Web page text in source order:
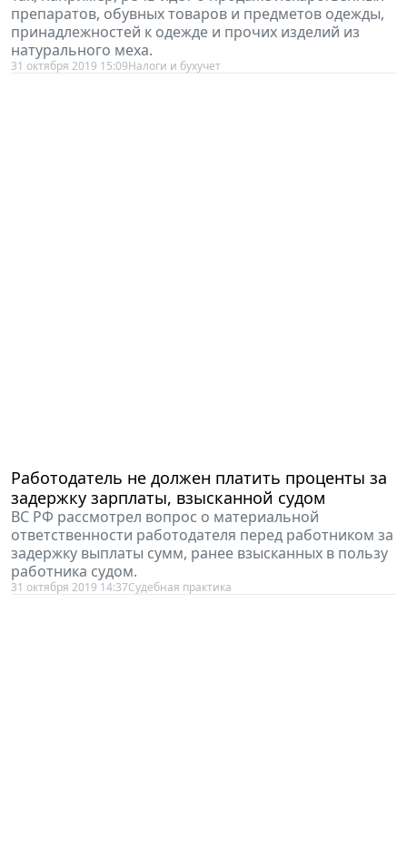
принадлежностей к одежде и прочих изделий из
натурального меха.
31 октября 2019 15:09Налоги и бухучет
задержку зарплаты, взысканной судом
ВС РФ рассмотрел вопрос о материальной
ответственности работодателя перед работником за
задержку выплаты сумм, ранее взысканных в пользу
работника судом.
31 октября 2019 14:37Судебная практика